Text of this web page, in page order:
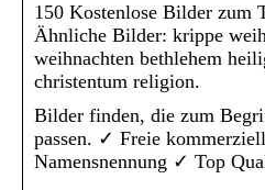
150 Kostenlose Bilder zum
Ähnliche Bilder: krippe
weihnachten bethlehem
christentum religion.
Bilder finden, die zum
passen. ✓ Freie
Namensnennung ✓ Top